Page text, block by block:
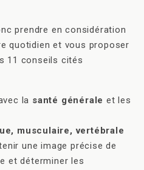
prendre en considération
quotidien et vous proposer
11 conseils cités
la santé générale et les
musculaire, vertébrale
une image précise de
et déterminer les